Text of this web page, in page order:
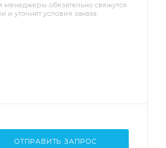
менеджеры обязательно свяжутся
и уточнят условия заказа
ОТПРАВИТЬ ЗАПРОС